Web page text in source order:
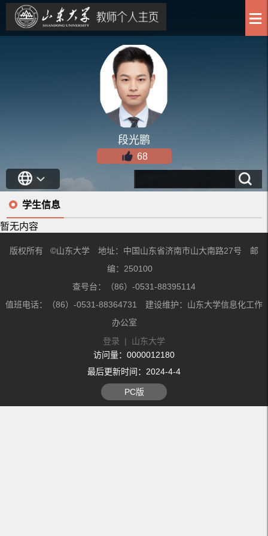
段光鹏
68
学生信息
暂无内容
版权所有 ©山东大学 地址：中国山东省济南市山大南路27号 邮
编：250100
查号台：（86）-0531-88395114
值班电话：（86）-0531-88364731 建设维护：山东大学信息化工作
办公室
登录 | 山东大学
访问量： 0000012180
最后更新时间： 2024-4-4
PC版